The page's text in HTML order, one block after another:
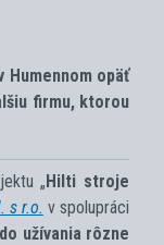
Humennom opäť
firmu, ktorou
„Hilti stroje
s r.o. v spolupráci
užívania rôzne